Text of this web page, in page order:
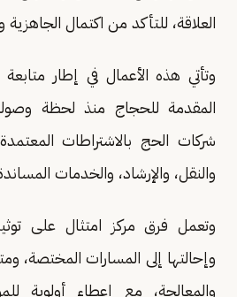
العلاقة، للتأكد من اكتمال الجاهزية
وتأتي هذه الأعمال في إطار متابعة
المقدمة للحجاج منذ لحظة
شركات الحج بالاشتراطات
والنقل، والإرشاد، والخدمات
وتعمل فرق مركز امتثال على
وإحالتها إلى المسارات المختصة،
والمعالجة، مع إعطاء أولوية